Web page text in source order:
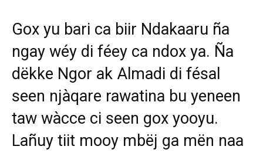
Gox yu bari ca biir Ndakaaru ña
ngay wéy di féey ca ndox ya. Ña
dëkke Ngor ak Almadi di fésal
seen njàqare rawatina bu yeneen
taw wàcce ci seen gox yooyu.
Lañuy tiit mooy mbëj ga mën naa